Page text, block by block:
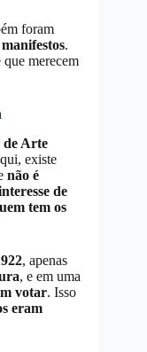
foram
.
que merecem
de Arte
existe
não é
de
tem os
, apenas
, e em uma
votar. Isso
eram